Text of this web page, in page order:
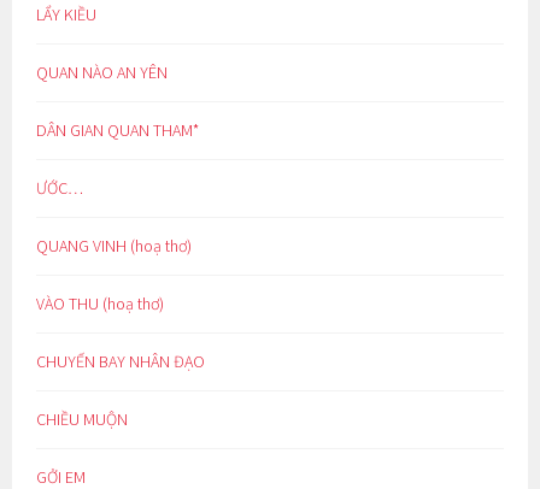
LẨY KIỀU
QUAN NÀO AN YÊN
DÂN GIAN QUAN THAM*
ƯỚC…
QUANG VINH (hoạ thơ)
VÀO THU (hoạ thơ)
CHUYẾN BAY NHÂN ĐẠO
CHIỀU MUỘN
GỞI EM